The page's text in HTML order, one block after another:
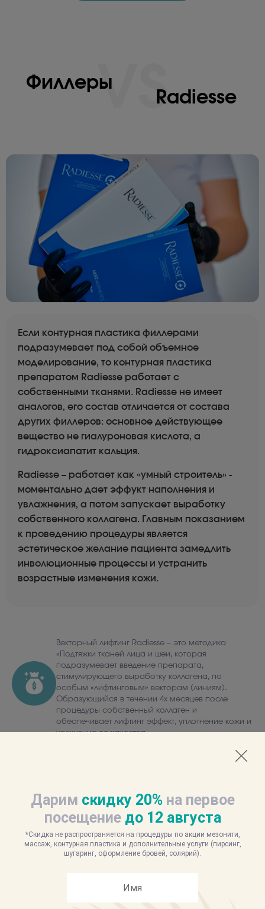
ФиллерыVSRadiesse
Если контурная пластика филлерами
подразумевает под собой объемное
моделирование, то контурная пластика
препаратом Radiesse работает с
собственными тканями. Radiesse не имеет
аналогов, его состав отличается от состава
других филлеров: основное действующее
вещество не гиалуроновая кислота, а
гидроксиапатит кальция.
Radiesse – работает как «умный строитель» -
моментально дает эффукт наполнения и
увлажнения, а потом запускает выработку
собственного коллагена. Главным показанием
к проведению процедуры является
эстетическое желание пациента замедлить
инволюционные процессы и устранить
возрастные изменения кожи.
Векторный лифтинг Radiesse – это методика
«Подтяжки тканей лица и шеи, которая
подразумевает введение препарата,
стимулирующего выработку коллагена, по
особым «лифтинговым» векторам (линиям).
Образующийся в течении 4х месяцев после
процедуры собственный коллаген и
обеспечивает лифтинг эффект, уплотнение кожи и
улучшение ее качества.
Дарим скидку 20%на первое
посещение до 12 августа
*Скидка не распространяется на процедуры по акции мезонити,
массаж, контурная пластика и дополнительные услуги (пирсинг,
шугаринг, оформление бровей, солярий).